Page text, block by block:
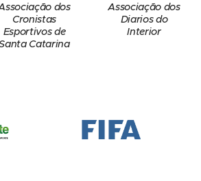
dos
Cronistas
Esportivos de
Catarina
Associação dos
Diarios do
Interior